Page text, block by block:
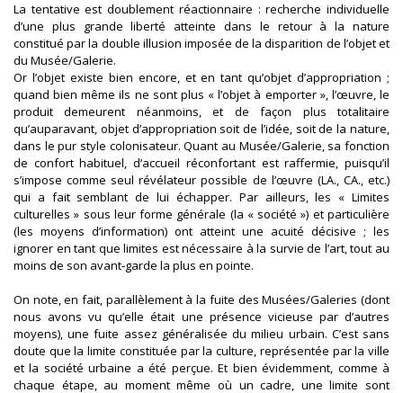
La tentative est doublement réactionnaire : recherche individuelle
d’une plus grande liberté atteinte dans le retour à la nature
constitué par la double illusion imposée de la disparition de l’objet et
du Musée/Galerie.
Or l’objet existe bien encore, et en tant qu’objet d’appropriation ;
quand bien même ils ne sont plus « l’objet à emporter », l’œuvre, le
produit demeurent néanmoins, et de façon plus totalitaire
qu’auparavant, objet d’appropriation soit de l’idée, soit de la nature,
dans le pur style colonisateur. Quant au Musée/Galerie, sa fonction
de confort habituel, d’accueil réconfortant est raffermie, puisqu’il
s’impose comme seul révélateur possible de l’œuvre (LA., CA., etc.)
qui a fait semblant de lui échapper. Par ailleurs, les « Limites
culturelles » sous leur forme générale (la « société ») et particulière
(les moyens d’information) ont atteint une acuité décisive ; les
ignorer en tant que limites est nécessaire à la survie de l’art, tout au
moins de son avant-garde la plus en pointe.
On note, en fait, parallèlement à la fuite des Musées/Galeries (dont
nous avons vu qu’elle était une présence vicieuse par d’autres
moyens), une fuite assez généralisée du milieu urbain. C’est sans
doute que la limite constituée par la culture, représentée par la ville
et la société urbaine a été perçue. Et bien évidemment, comme à
chaque étape, au moment même où un cadre, une limite sont